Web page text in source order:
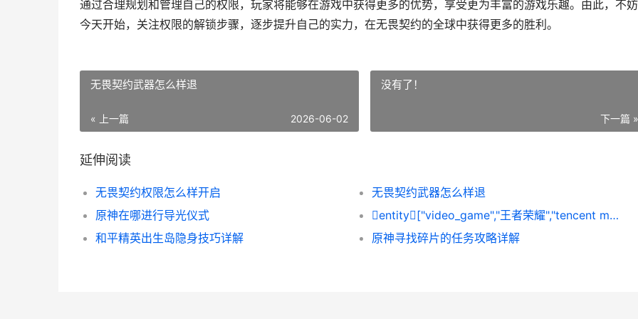
通过合理规划和管理自己的权限，玩家将能够在游戏中获得更多的优势，享受更为丰富的游戏乐趣。由此，不
今天开始，关注权限的解锁步骤，逐步提升自己的实力，在无畏契约的全球中获得更多的胜利。
无畏契约武器怎么样退
« 上一篇 2026-06-02
没有了！
下一篇 »
延伸阅读
无畏契约权限怎么样开启
无畏契约武器怎么样退
原神在哪进行导光仪式
entity["video_game","王者荣耀","tencent mobile arena game"] 张良怎么样玩
和平精英出生岛隐身技巧详解
原神寻找碎片的任务攻略详解